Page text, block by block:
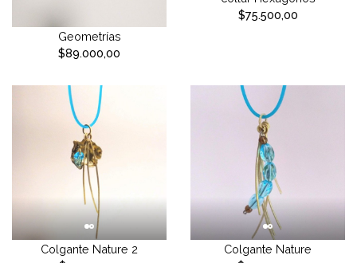
Geometrías
$89.000,00
$75.500,00
Colgante Nature 2
Colgante Nature